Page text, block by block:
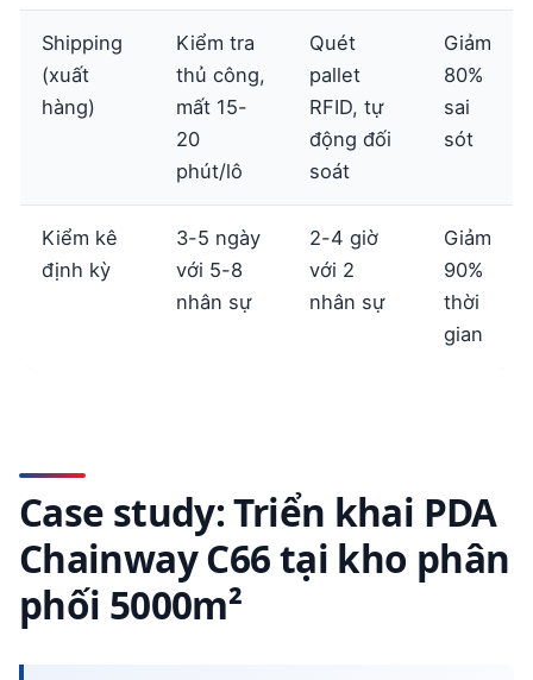
Shipping
(xuất
hàng)
Kiểm tra
thủ công,
mất 15-
20
phút/lô
Quét
pallet
RFID, tự
động đối
soát
Giảm
80%
sai
sót
Kiểm kê
định kỳ
3-5 ngày
với 5-8
nhân sự
2-4 giờ
với 2
nhân sự
Giảm
90%
thời
gian
Case study: Triển khai PDA
Chainway C66 tại kho phân
phối 5000m²